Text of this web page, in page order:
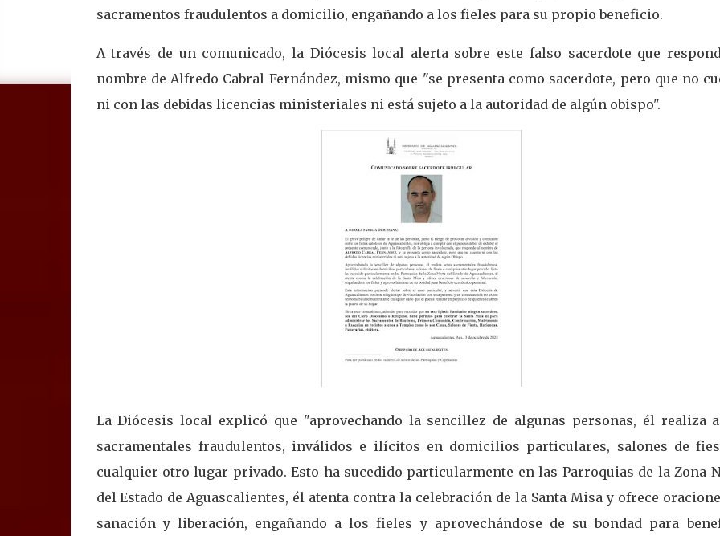
sacramentos fraudulentos a domicilio, engañando a los fieles para su propio beneficio.
A través de un comunicado, la Diócesis local alerta sobre este falso sacerdote que
nombre de Alfredo Cabral Fernández, mismo que "se presenta como sacerdote, pero que no
ni con las debidas licencias ministeriales ni está sujeto a la autoridad de algún obispo".
La Diócesis local explicó que "aprovechando la sencillez de algunas personas, él realiza
sacramentales fraudulentos, inválidos e ilícitos en domicilios particulares, salones de
cualquier otro lugar privado. Esto ha sucedido particularmente en las Parroquias de la Zona
del Estado de Aguascalientes, él atenta contra la celebración de la Santa Misa y ofrece
sanación y liberación, engañando a los fieles y aprovechándose de su bondad para